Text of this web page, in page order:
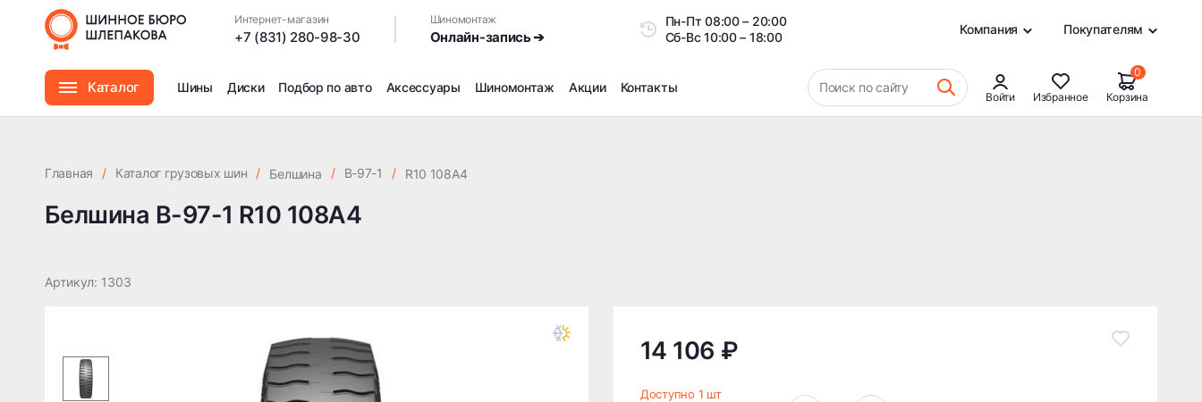
Интернет-магазин
+7 (831) 280-98-30
Шиномонтаж
Онлайн-запись ➔
Пн-Пт08:00 – 20:00
Сб-Вс10:00 – 18:00
Компания Покупателям
Каталог Шины Диски Подбор по авто Аксессуары Шиномонтаж
Дошиповка, Ошиповка, Перешиповка зимней резины
Акции Контакты Поиск по сайту
Войти Избранное
0
Корзина
Белшина В-97-1 R10 108A4
Главная / Каталог грузовых шин / Белшина / В-97-1 / R10 108A4
Белшина В-97-1 R10 108A4
Артикул: 1303
14 106 ₽
Доступно 1 шт